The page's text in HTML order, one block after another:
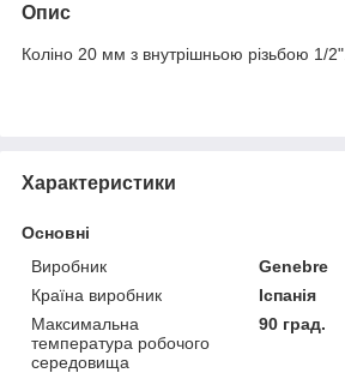
Опис
Коліно 20 мм з внутрішньою різьбою 1/2".
Характеристики
Основні
Виробник
Genebre
Країна виробник
Іспанія
Максимальна
температура робочого
середовища
90 град.